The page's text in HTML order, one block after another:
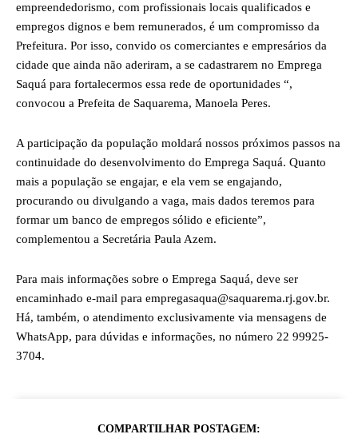
empreendedorismo, com profissionais locais qualificados e
empregos dignos e bem remunerados, é um compromisso da
Prefeitura. Por isso, convido os comerciantes e empresários da
cidade que ainda não aderiram, a se cadastrarem no Emprega
Saquá para fortalecermos essa rede de oportunidades “,
convocou a Prefeita de Saquarema, Manoela Peres.
A participação da população moldará nossos próximos passos na
continuidade do desenvolvimento do Emprega Saquá. Quanto
mais a população se engajar, e ela vem se engajando,
procurando ou divulgando a vaga, mais dados teremos para
formar um banco de empregos sólido e eficiente”,
complementou a Secretária Paula Azem.
Para mais informações sobre o Emprega Saquá, deve ser
encaminhado e-mail para empregasaqua@saquarema.rj.gov.br.
Há, também, o atendimento exclusivamente via mensagens de
WhatsApp, para dúvidas e informações, no número 22 99925-
3704.
COMPARTILHAR POSTAGEM: